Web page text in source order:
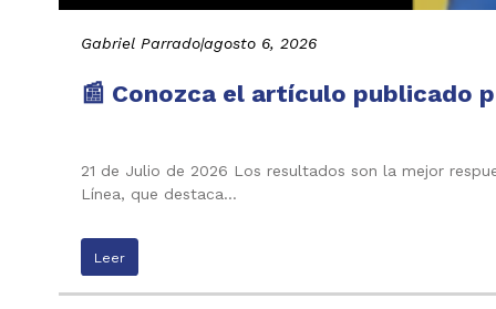
Gabriel Parrado|agosto 6, 2026
📰 Conozca el artículo publicado
21 de Julio de 2026 Los resultados son la mejor
Línea, que destaca…
Leer